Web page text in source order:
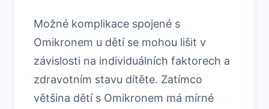
Možné komplikace spojené s
Omikronem u dětí se mohou lišit v
závislosti na individuálních faktorech a
zdravotním stavu dítěte. Zatímco
většina dětí s Omikronem má mírné